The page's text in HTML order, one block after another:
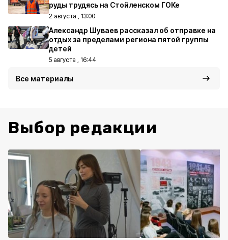
руды трудясь на Стойленском ГОКе
2 августа , 13:00
Александр Шуваев рассказал об отправке на
отдых за пределами региона пятой группы
детей
5 августа , 16:44
Все материалы
Выбор редакции